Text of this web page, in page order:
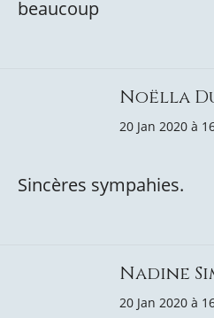
beaucoup
Noëlla
20 Jan 2020 à
Sincères sympahies.
Nadine
20 Jan 2020 à